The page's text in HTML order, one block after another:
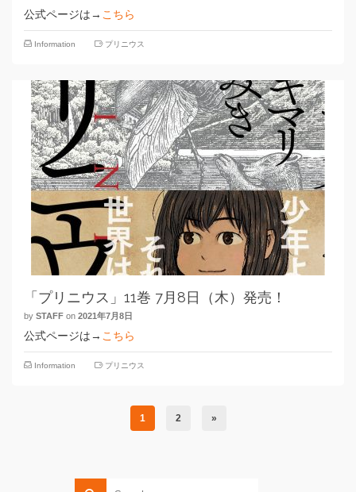
公式ページは→ こちら
Information プリニウス
「プリニウス」11巻 7月8日（木）発売！
by STAFF on 2021年7月8日
公式ページは→ こちら
Information プリニウス
1 2 »
Search